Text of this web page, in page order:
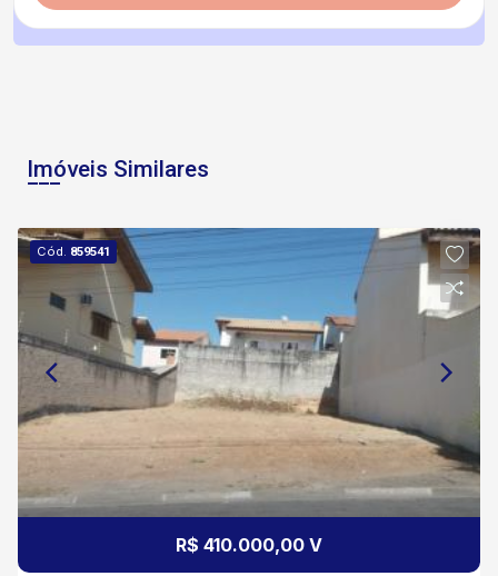
Imóveis Similares
Cód. 859541
R$ 410.000,00 V